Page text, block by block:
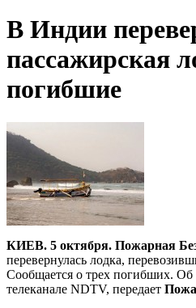
В Индии
пассажирская
погибшие
КИЕВ. 5 октября. Пожарная
перевернулась лодка,
Сообщается о трех погибших.
телеканале NDTV, передает